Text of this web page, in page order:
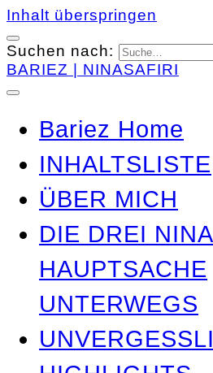
Inhalt überspringen
Suchen nach:
BARIEZ | NINASAFIRI
Bariez Home
INHALTSLISTE
ÜBER MICH
DIE DREI
HAUPTSACHE
UNTERWEGS